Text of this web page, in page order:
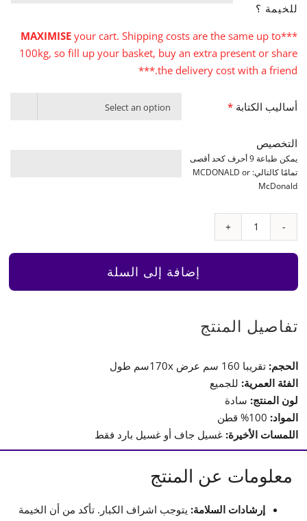
للخيمة ؟
***
MAXIMISEyour cart. Shipping costs are the same up to
100kg, so fill up your basket, buy an extra present or share
the delivery cost with a friend.***
أساليب الكتابة*
Select an option
التخصيص
يمكن طباعة 9 أحرف كحد أقصى
تمامًا كالتالي: MCDONALD or
McDonald
كمية
خيمة
إضافة إلى السلة
تفاصيل المنتج
الحجم: تقريبا 160 سم عرض 170xسم طول
الفئة العمرية: للجميع
لون المنتج: سادة
المواد:
اللمسات الأخيرة: غسيل جاف أو غسيل بارد فقط
معلومات عن المنتج
إرشادات السلامة: يتوجب اشراف الكبار. تأكد من أن الخيمة